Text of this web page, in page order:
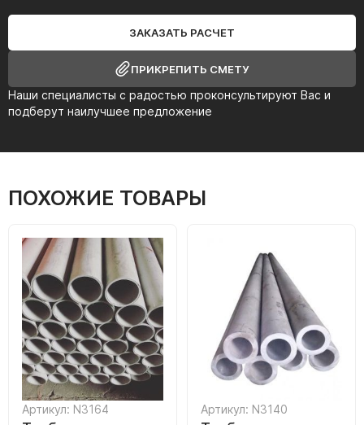
Наши специалисты с радостью проконсультируют Вас и
подберут наилучшее предложение
ЗАКАЗАТЬ РАСЧЕТ
ПРИКРЕПИТЬ СМЕТУ
ПОХОЖИЕ ТОВАРЫ
Артикул: N3164 Артикул: N3140